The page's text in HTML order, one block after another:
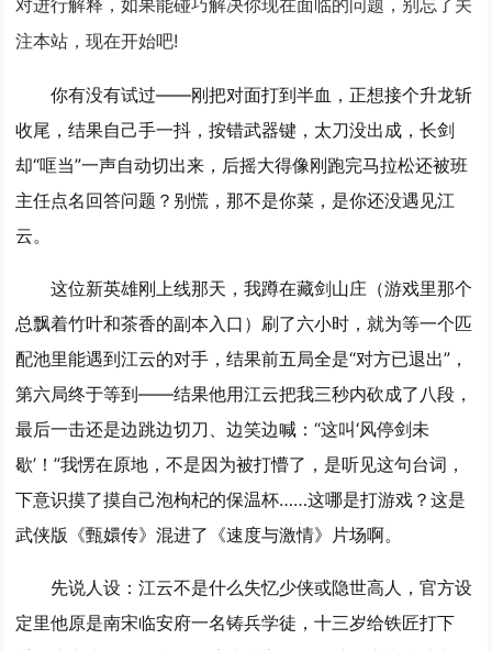
对进行解释，如果能碰巧解决你现在面临的问题，别忘了关
注本站，现在开始吧!
你有没有试过——刚把对面打到半血，正想接个升龙斩
收尾，结果自己手一抖，按错武器键，太刀没出成，长剑
却“哐当”一声自动切出来，后摇大得像刚跑完马拉松还被班
主任点名回答问题？别慌，那不是你菜，是你还没遇见江
云。
这位新英雄刚上线那天，我蹲在藏剑山庄（游戏里那个
总飘着竹叶和茶香的副本入口）刷了六小时，就为等一个匹
配池里能遇到江云的对手，结果前五局全是“对方已退出”，
第六局终于等到——结果他用江云把我三秒内砍成了八段，
最后一击还是边跳边切刀、边笑边喊：“这叫‘风停剑未
歇’！”我愣在原地，不是因为被打懵了，是听见这句台词，
下意识摸了摸自己泡枸杞的保温杯……这哪是打游戏？这是
武侠版《甄嬛传》混进了《速度与激情》片场啊。
先说人设：江云不是什么失忆少侠或隐世高人，官方设
定里他原是南宋临安府一名铸兵学徒，十三岁给铁匠打下